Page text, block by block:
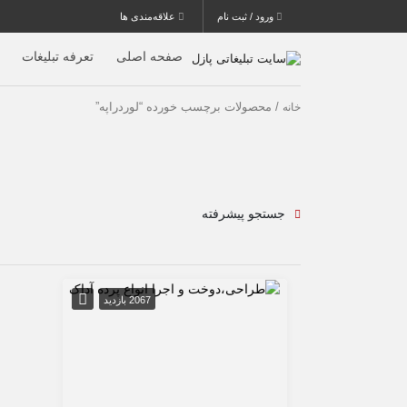
ورود / ثبت نام علاقه‌مندی ها
صفحه اصلی تعرفه تبلیغات
خانه / محصولات برچسب خورده “لوردراپه”
جستجو پیشرفته
2067 بازدید